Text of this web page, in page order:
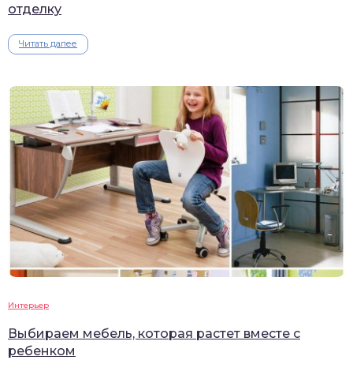
отделку
Читать далее
Интерьер
Выбираем мебель, которая растет вместе с
ребенком